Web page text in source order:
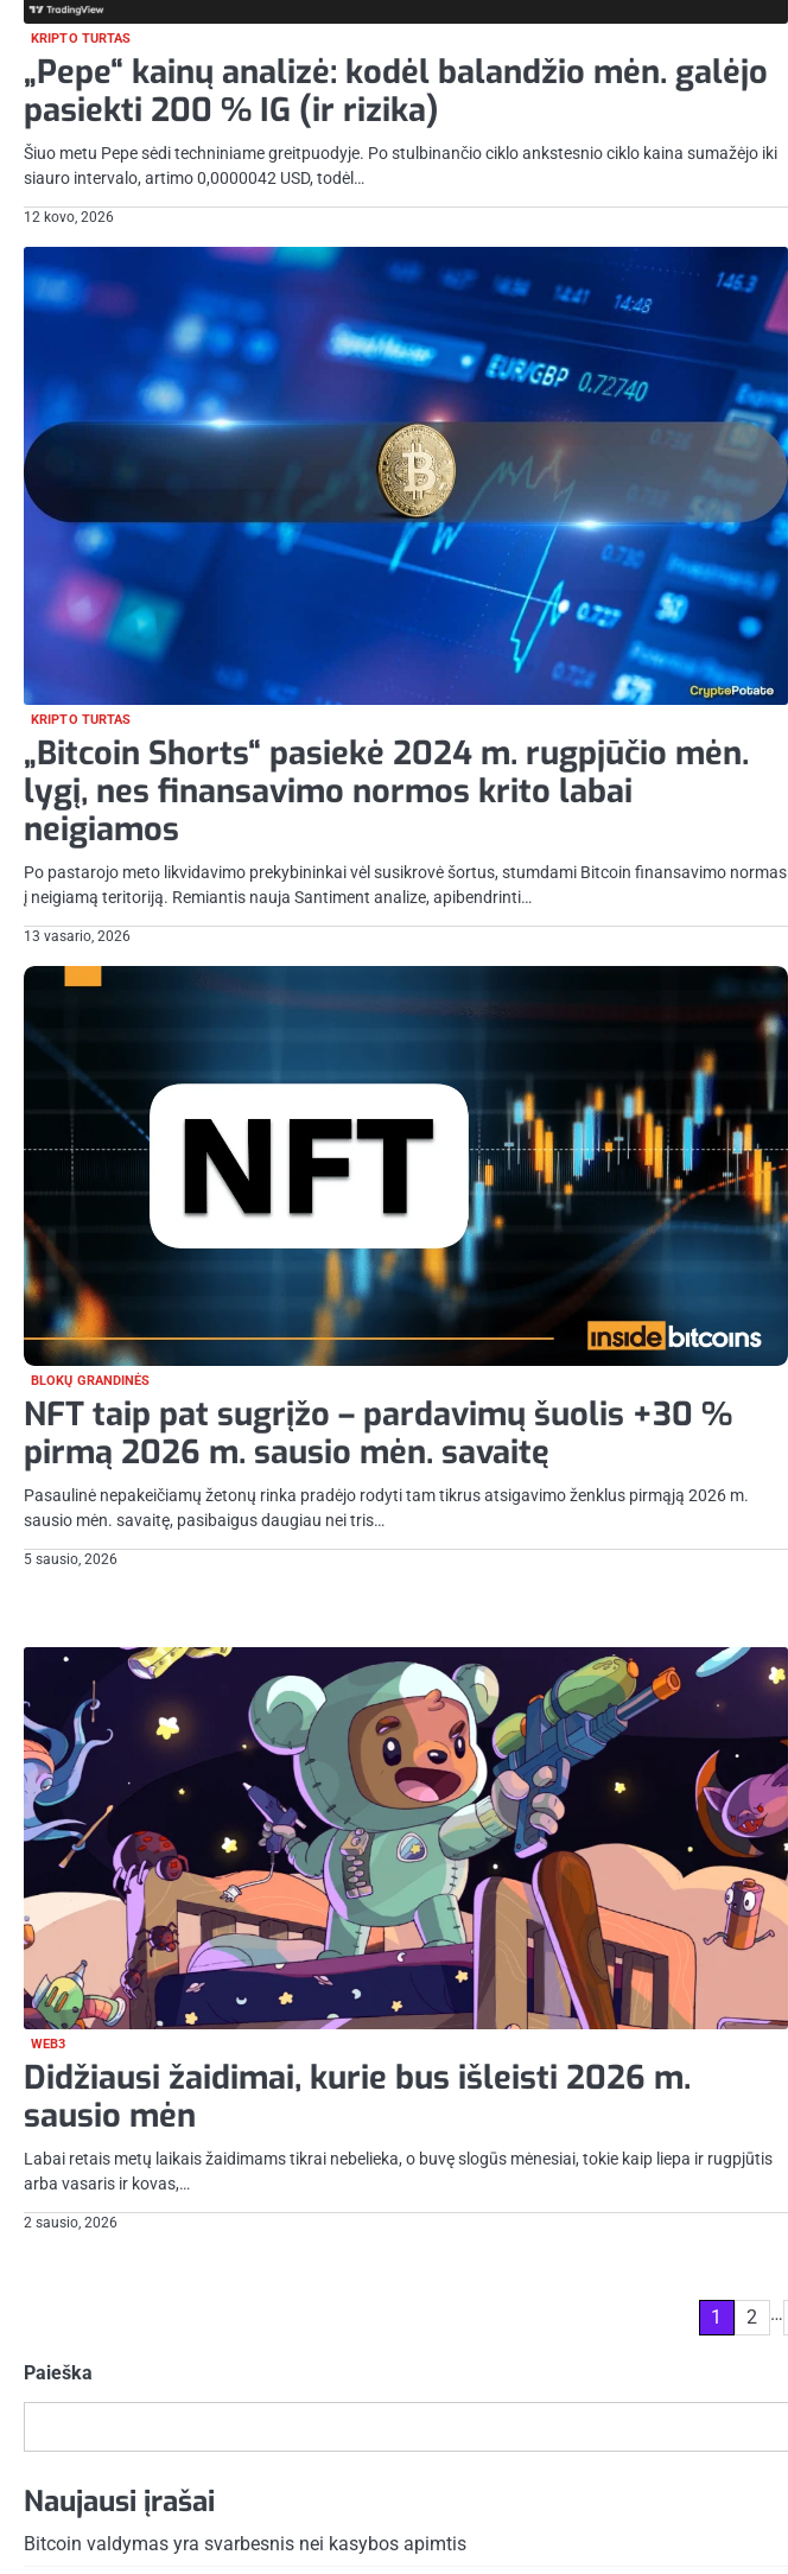
KRIPTO TURTAS
„Pepe“ kainų analizė: kodėl balandžio mėn. galėjo
pasiekti 200 % IG (ir rizika)
Šiuo metu Pepe sėdi techniniame greitpuodyje. Po stulbinančio ciklo ankstesnio ciklo kaina sumažėjo iki
siauro intervalo, artimo 0,0000042 USD, todėl…
12 kovo, 2026
KRIPTO TURTAS
„Bitcoin Shorts“ pasiekė 2024 m. rugpjūčio mėn.
lygį, nes finansavimo normos krito labai
neigiamos
Po pastarojo meto likvidavimo prekybininkai vėl susikrovė šortus, stumdami Bitcoin finansavimo normas
į neigiamą teritoriją. Remiantis nauja Santiment analize, apibendrinti…
13 vasario, 2026
BLOKŲ GRANDINĖS
NFT taip pat sugrįžo – pardavimų šuolis +30 %
pirmą 2026 m. sausio mėn. savaitę
Pasaulinė nepakeičiamų žetonų rinka pradėjo rodyti tam tikrus atsigavimo ženklus pirmąją 2026 m.
sausio mėn. savaitę, pasibaigus daugiau nei tris…
5 sausio, 2026
WEB3
Didžiausi žaidimai, kurie bus išleisti 2026 m.
sausio mėn
Labai retais metų laikais žaidimams tikrai nebelieka, o buvę slogūs mėnesiai, tokie kaip liepa ir rugpjūtis
arba vasaris ir kovas,…
2 sausio, 2026
puslapiavimas
1 2 …
Paieška
Naujausi įrašai
Bitcoin valdymas yra svarbesnis nei kasybos apimtis